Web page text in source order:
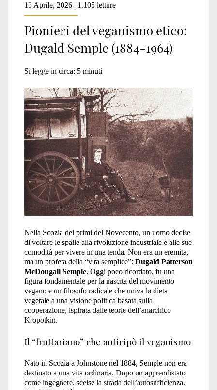
13 Aprile, 2026 | 1.105 letture
Pionieri del veganismo etico:
Dugald Semple (1884-1964)
Si legge in circa: 5 minuti
Nella Scozia dei primi del Novecento, un uomo decise
di voltare le spalle alla rivoluzione industriale e alle sue
comodità per vivere in una tenda. Non era un eremita,
ma un profeta della “vita semplice”: Dugald Patterson
McDougall Semple. Oggi poco ricordato, fu una
figura fondamentale per la nascita del movimento
vegano e un filosofo radicale che univa la dieta
vegetale a una visione politica basata sulla
cooperazione, ispirata dalle teorie dell’anarchico
Kropotkin.
Il “fruttariano” che anticipò il veganismo
Nato in Scozia a Johnstone nel 1884, Semple non era
destinato a una vita ordinaria. Dopo un apprendistato
come ingegnere, scelse la strada dell’autosufficienza.